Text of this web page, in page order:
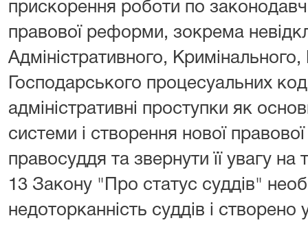
прискорення роботи по
правової реформи, зокрема
Адміністративного, Кримінального,
Господарського процесуальних
адміністративні проступки як
системи і створення нової
правосуддя та звернути її увагу
13 Закону "Про статус суддів"
недоторканність суддів і